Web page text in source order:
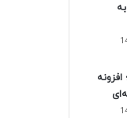
اتصال vscode به
افزونه